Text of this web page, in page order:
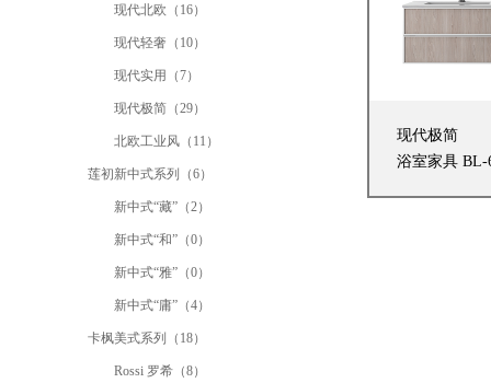
现代北欧（16）
现代轻奢（10）
现代实用（7）
现代极简（29）
北欧工业风（11）
莲初新中式系列（6）
新中式“藏”（2）
新中式“和”（0）
新中式“雅”（0）
新中式“庸”（4）
卡枫美式系列（18）
Rossi 罗希（8）
现代极简
浴室家具 BL-